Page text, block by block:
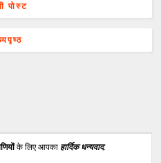
पोस्ट
के लिए आपका हार्दिक धन्यवाद.